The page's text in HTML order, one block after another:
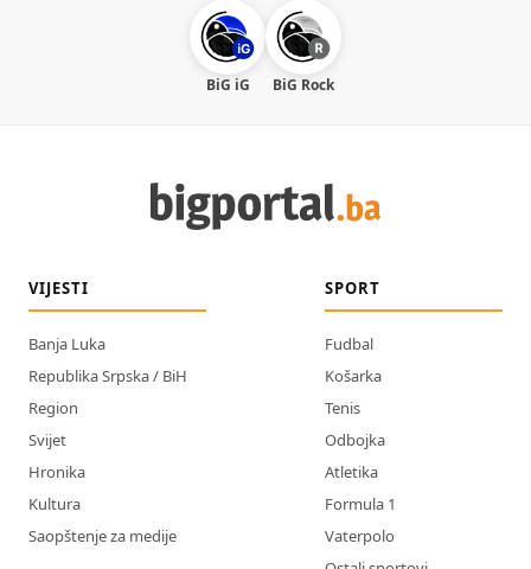
BiG iG BiG Rock
VIJESTI
Banja Luka
Republika Srpska / BiH
Region
Svijet
Hronika
Kultura
Saopštenje za medije
SPORT
Fudbal
Košarka
Tenis
Odbojka
Atletika
Formula 1
Vaterpolo